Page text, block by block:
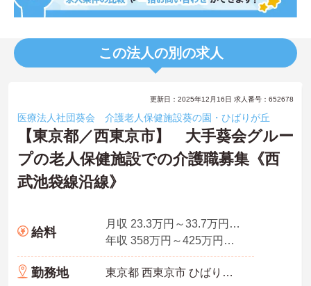
この法人の別の求人
更新日：2025年12月16日 求人番号：652678
医療法人社団葵会 介護老人保健施設葵の園・ひばりが丘
【東京都／西東京市】 大手葵会グルー
プの老人保健施設での介護職募集《西
武池袋線沿線》
給料
月収 23.3万円～33.7万円程度（諸手当込み）
年収 358万円～425万円程度（諸手当込み）
勤務地 東京都 西東京市 ひばりが丘3-1-8